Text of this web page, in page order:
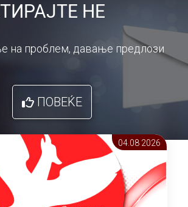
НЕ
на проблем, давање предлози
ПОВЕЌЕ
04.08 2026